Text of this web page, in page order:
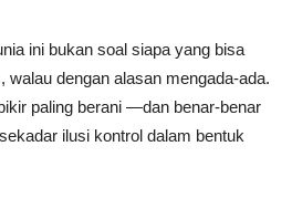
ini bukan soal siapa yang bisa
walau dengan alasan mengada-ada.
paling berani —dan benar-benar
ilusi kontrol dalam bentuk